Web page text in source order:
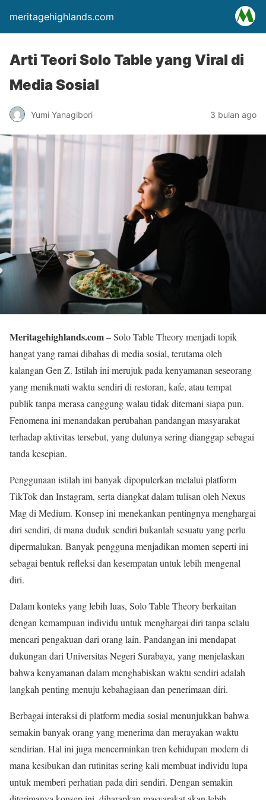
meritagehighlands.com
Arti Teori Solo Table yang Viral di
Media Sosial
Yumi Yanagibori 3 bulan ago
Meritagehighlands.com– Solo Table Theory menjadi topik
hangat yang ramai dibahas di media sosial, terutama oleh
kalangan Gen Z. Istilah ini merujuk pada kenyamanan seseorang
yang menikmati waktu sendiri di restoran, kafe, atau tempat
publik tanpa merasa canggung walau tidak ditemani siapa pun.
Fenomena ini menandakan perubahan pandangan masyarakat
terhadap aktivitas tersebut, yang dulunya sering dianggap sebagai
tanda kesepian.
Penggunaan istilah ini banyak dipopulerkan melalui platform
TikTok dan Instagram, serta diangkat dalam tulisan oleh Nexus
Mag di Medium. Konsep ini menekankan pentingnya menghargai
diri sendiri, di mana duduk sendiri bukanlah sesuatu yang perlu
dipermalukan. Banyak pengguna menjadikan momen seperti ini
sebagai bentuk refleksi dan kesempatan untuk lebih mengenal
diri.
Dalam konteks yang lebih luas, Solo Table Theory berkaitan
dengan kemampuan individu untuk menghargai diri tanpa selalu
mencari pengakuan dari orang lain. Pandangan ini mendapat
dukungan dari Universitas Negeri Surabaya, yang menjelaskan
bahwa kenyamanan dalam menghabiskan waktu sendiri adalah
langkah penting menuju kebahagiaan dan penerimaan diri.
Berbagai interaksi di platform media sosial menunjukkan bahwa
semakin banyak orang yang menerima dan merayakan waktu
sendirian. Hal ini juga mencerminkan tren kehidupan modern di
mana kesibukan dan rutinitas sering kali membuat individu lupa
untuk memberi perhatian pada diri sendiri. Dengan semakin